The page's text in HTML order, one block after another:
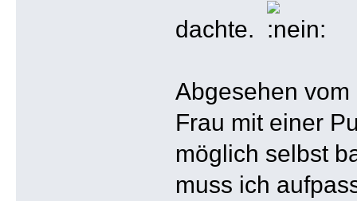
dachte.
Abgesehen
Frau mit einer
möglich selbst
muss ich